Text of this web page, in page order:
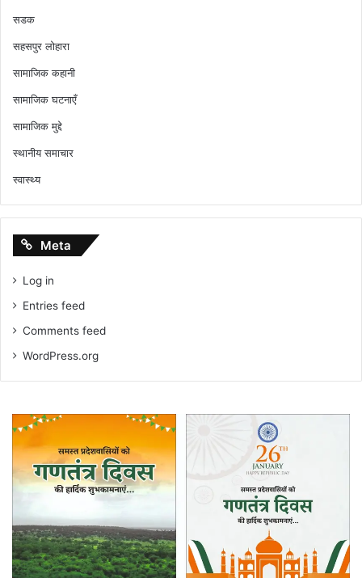
सडक
सहसपुर लोहारा
सामाजिक कहानी
सामाजिक घटनाएँ
सामाजिक मुद्दे
स्थानीय समाचार
स्वास्थ्य
Meta
Log in
Entries feed
Comments feed
WordPress.org